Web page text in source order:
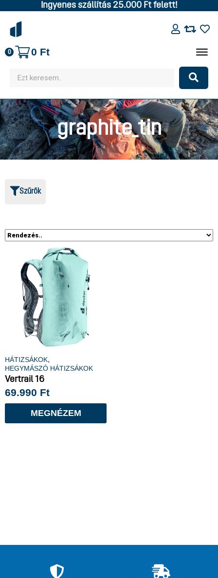
Ingyenes szállítás 25.000 Ft felett!
0 0 Ft
graphite_tin
Szűrők
HÁTIZSÁKOK,
HEGYMÁSZÓ HÁTIZSÁKOK
Vertrail 16
69.990 Ft
MEGNÉZEM